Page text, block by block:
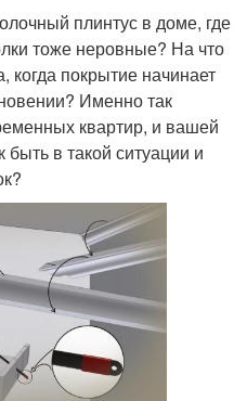
плинтус в доме, где
тоже неровные? На что
когда покрытие начинает
Именно так
квартир, и вашей
быть в такой ситуации и